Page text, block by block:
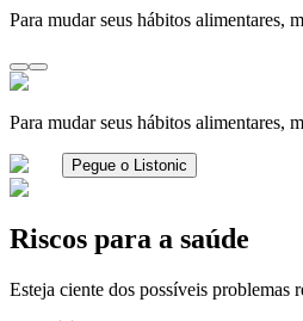
Para mudar seus hábitos alimentares,
Para mudar seus hábitos alimentares,
Pegue o Listonic
Riscos para a saúde
Esteja ciente dos possíveis problemas